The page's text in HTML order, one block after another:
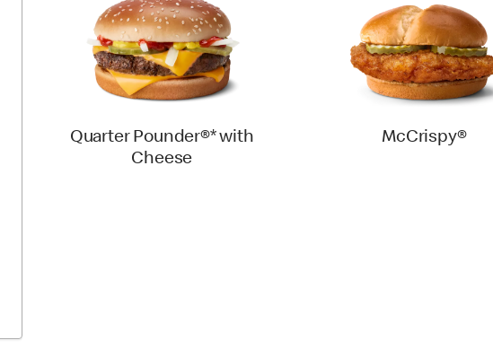
Quarter Pounder®* with
Cheese
McCrispy®